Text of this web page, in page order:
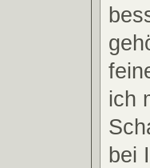
ich
bei